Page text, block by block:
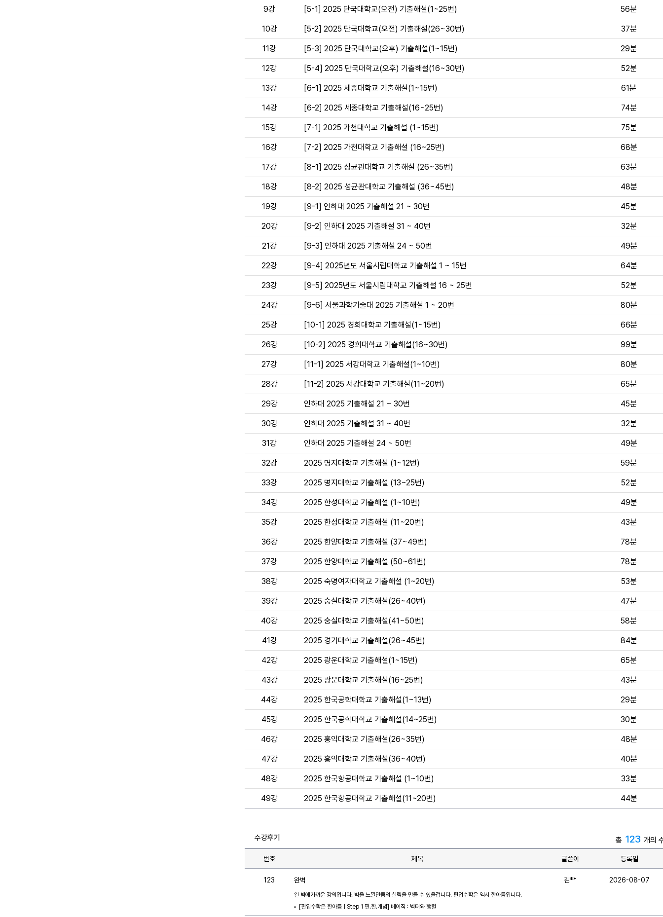
9강 [5-1] 2025 단국대학교(오전) 기출해설(1~25번) 56분
10강 [5-2] 2025 단국대학교(오전) 기출해설(26~30번) 37분
11강 [5-3] 2025 단국대학교(오후) 기출해설(1~15번) 29분
12강 [5-4] 2025 단국대학교(오후) 기출해설(16~30번) 52분
13강 [6-1] 2025 세종대학교 기출해설(1~15번) 61분
14강 [6-2] 2025 세종대학교 기출해설(16~25번) 74분
15강 [7-1] 2025 가천대학교 기출해설 (1~15번) 75분
16강 [7-2] 2025 가천대학교 기출해설 (16~25번) 68분
17강 [8-1] 2025 성균관대학교 기출해설 (26~35번) 63분
18강 [8-2] 2025 성균관대학교 기출해설 (36~45번) 48분
19강 [9-1] 인하대 2025 기출해설 21 ~ 30번 45분
20강 [9-2] 인하대 2025 기출해설 31 ~ 40번 32분
21강 [9-3] 인하대 2025 기출해설 24 ~ 50번 49분
22강 [9-4] 2025년도 서울시립대학교 기출해설 1 ~ 15번 64분
23강 [9-5] 2025년도 서울시립대학교 기출해설 16 ~ 25번 52분
24강 [9-6] 서울과학기술대 2025 기출해설 1 ~ 20번 80분
25강 [10-1] 2025 경희대학교 기출해설(1~15번) 66분
26강 [10-2] 2025 경희대학교 기출해설(16~30번) 99분
27강 [11-1] 2025 서강대학교 기출해설(1~10번) 80분
28강 [11-2] 2025 서강대학교 기출해설(11~20번) 65분
29강 인하대 2025 기출해설 21 ~ 30번 45분
30강 인하대 2025 기출해설 31 ~ 40번 32분
31강 인하대 2025 기출해설 24 ~ 50번 49분
32강 2025 명지대학교 기출해설 (1~12번) 59분
33강 2025 명지대학교 기출해설 (13~25번) 52분
34강 2025 한성대학교 기출해설 (1~10번) 49분
35강 2025 한성대학교 기출해설 (11~20번) 43분
36강 2025 한양대학교 기출해설 (37~49번) 78분
37강 2025 한양대학교 기출해설 (50~61번) 78분
38강 2025 숙명여자대학교 기출해설 (1~20번) 53분
39강 2025 숭실대학교 기출해설(26~40번) 47분
40강 2025 숭실대학교 기출해설(41~50번) 58분
41강 2025 경기대학교 기출해설(26~45번) 84분
42강 2025 광운대학교 기출해설(1~15번) 65분
43강 2025 광운대학교 기출해설(16~25번) 43분
44강 2025 한국공학대학교 기출해설(1~13번) 29분
45강 2025 한국공학대학교 기출해설(14~25번) 30분
46강 2025 홍익대학교 기출해설(26~35번) 48분
47강 2025 홍익대학교 기출해설(36~40번) 40분
48강 2025 한국항공대학교 기출해설 (1~10번) 33분
49강 2025 한국항공대학교 기출해설(11~20번) 44분
수강후기 총 123 개의
번호 제목 글쓴이 등록일
123 완벽 김** 2026-08-07
완 벽에가까운 강의입니다. 벽을 느낄만큼의 실력을 만들 수 있을겁니다. 편입수학은 역시 한아름입니다.
[편입수학은 한아름ㅣStep 1 편.한.개념] 베이직 : 벡터와 행렬